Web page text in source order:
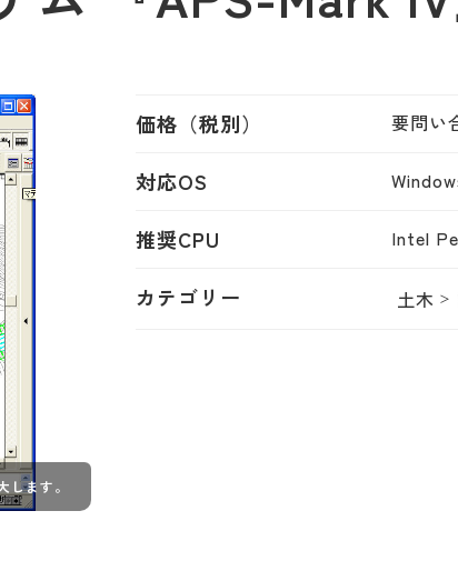
します。
価格（税別） 要問い
対応OS
推奨CPU Intel
カテゴリー 土木